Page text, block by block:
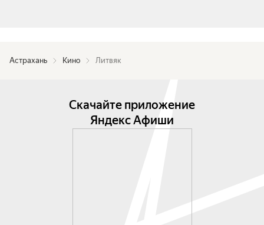
Астрахань Кино Литвяк
Скачайте приложение
Яндекс Афиши